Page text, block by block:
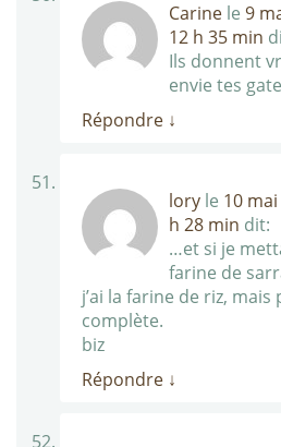
Carine le 9
12 h 35 min
Ils donnent
envie tes
Répondre ↓
lory le 10
h 28 min dit:
…et si je
farine de
j’ai la farine de riz, mais
complète.
biz
Répondre ↓